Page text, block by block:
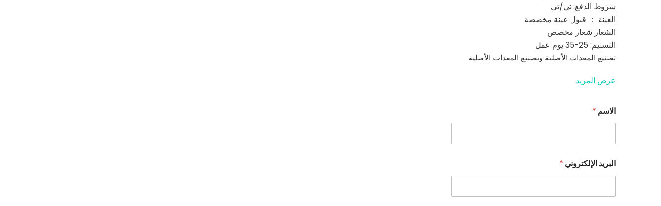
شروط الدفع: تي/تي
العينة ： قبول عينة مخصصة
الشعار شعار مخصص
التسليم: 25-35 يوم عمل
تصنيع المعدات الأصلية وتصنيع المعدات الأصلية
عرض المزيد
الاسم *
ل
ب
س
البريد الإلكتروني *